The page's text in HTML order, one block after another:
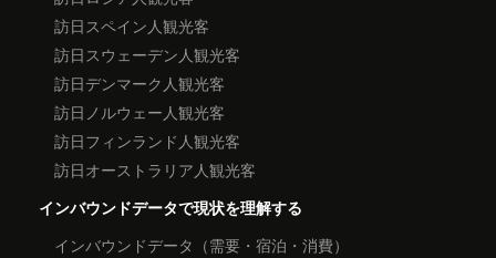
訪日スペイン人観光客
訪日スウェーデン人観光客
訪日デンマーク人観光客
訪日ノルウェー人観光客
訪日フィンランド人観光客
訪日オーストラリア人観光客
インバウンドデータで現状を理解する
インバウンドデータ（需要・宿泊・消費）